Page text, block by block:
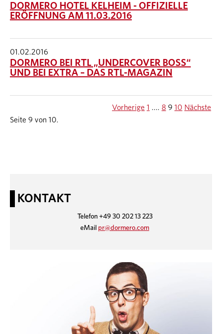
DORMERO HOTEL KELHEIM - OFFIZIELLE
ERÖFFNUNG AM 11.03.2016
01.02.2016
DORMERO BEI RTL „UNDERCOVER BOSS“
UND BEI EXTRA – DAS RTL-MAGAZIN
Seite 9 von 10.
Vorherige 1 .... 8 9 10 Nächste
KONTAKT
Telefon +49 30 202 13 223
eMail pr@dormero.com